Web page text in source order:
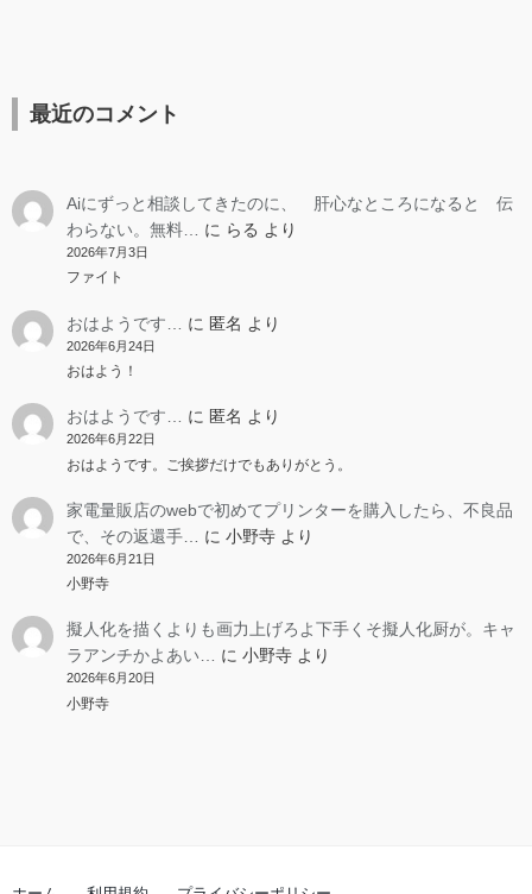
最近のコメント
Aiにずっと相談してきたのに、 肝心なところになると 伝
わらない。無料…
に らる より
2026年7月3日
ファイト
おはようです… に 匿名 より
2026年6月24日
おはよう！
おはようです… に 匿名 より
2026年6月22日
おはようです。ご挨拶だけでもありがとう。
家電量販店のwebで初めてプリンターを購入したら、不良品
で、その返還手…
に 小野寺より
2026年6月21日
小野寺
擬人化を描くよりも画力上げろよ下手くそ擬人化厨が。キャ
ラアンチかよあい…
に 小野寺より
2026年6月20日
小野寺